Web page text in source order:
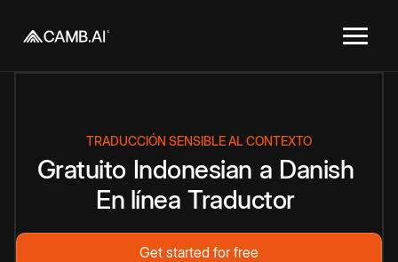
TRADUCCIÓN SENSIBLE AL CONTEXTO
Gratuito Indonesian a Danish
En línea Traductor
Get started for free